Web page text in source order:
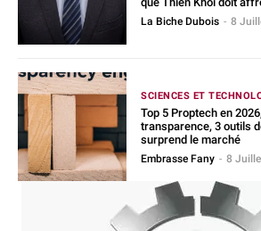
La Biche Dubois - 8
SCIENCES ET
Top 5 Proptech en
transparence, 3 outils
surprend le marché
Embrasse Fany - 8